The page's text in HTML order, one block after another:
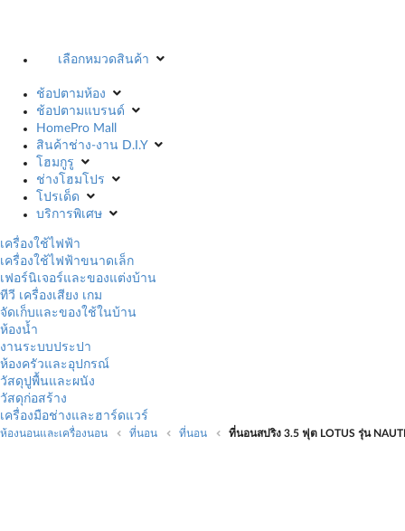
เลือกหมวดสินค้า
ช้อปตามห้อง
ช้อปตามแบรนด์
HomePro Mall
สินค้าช่าง-งาน D.I.Y
โฮมกูรู
ช่างโฮมโปร
โปรเด็ด
บริการพิเศษ
เครื่องใช้ไฟฟ้า
เครื่องใช้ไฟฟ้าขนาดเล็ก
เฟอร์นิเจอร์และของแต่งบ้าน
ทีวี เครื่องเสียง เกม
จัดเก็บและของใช้ในบ้าน
ห้องน้ำ
งานระบบประปา
ห้องครัวและอุปกรณ์
วัสดุปูพื้นและผนัง
วัสดุก่อสร้าง
เครื่องมือช่างและฮาร์ดแวร์
ห้องนอนและเครื่องนอน ที่นอน ที่นอน ที่นอนสปริง 3.5 ฟุต LOTUS รุ่น